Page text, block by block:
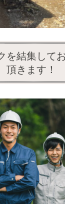
を結集して
頂きます！